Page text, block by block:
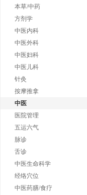
本草/中药
方剂学
中医内科
中医外科
中医妇科
中医儿科
针灸
按摩推拿
中医
医院管理
五运六气
脉诊
舌诊
中医生命科学
经络穴位
中医药膳/食疗